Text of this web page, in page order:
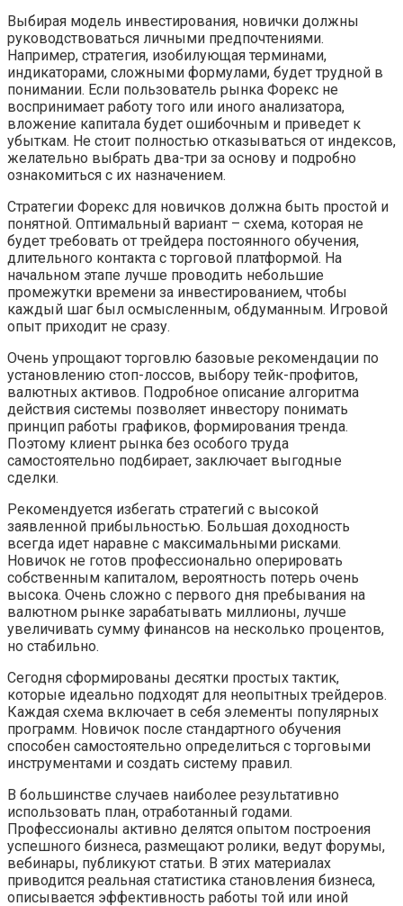
Выбирая модель инвестирования, новички должны
руководствоваться личными предпочтениями.
Например, стратегия, изобилующая терминами,
индикаторами, сложными формулами, будет трудной в
понимании. Если пользователь рынка Форекс не
воспринимает работу того или иного анализатора,
вложение капитала будет ошибочным и приведет к
убыткам. Не стоит полностью отказываться от индексов,
желательно выбрать два-три за основу и подробно
ознакомиться с их назначением.
Стратегии Форекс для новичков должна быть простой и
понятной. Оптимальный вариант – схема, которая не
будет требовать от трейдера постоянного обучения,
длительного контакта с торговой платформой. На
начальном этапе лучше проводить небольшие
промежутки времени за инвестированием, чтобы
каждый шаг был осмысленным, обдуманным. Игровой
опыт приходит не сразу.
Очень упрощают торговлю базовые рекомендации по
установлению стоп-лоссов, выбору тейк-профитов,
валютных активов. Подробное описание алгоритма
действия системы позволяет инвестору понимать
принцип работы графиков, формирования тренда.
Поэтому клиент рынка без особого труда
самостоятельно подбирает, заключает выгодные
сделки.
Рекомендуется избегать стратегий с высокой
заявленной прибыльностью. Большая доходность
всегда идет наравне с максимальными рисками.
Новичок не готов профессионально оперировать
собственным капиталом, вероятность потерь очень
высока. Очень сложно с первого дня пребывания на
валютном рынке зарабатывать миллионы, лучше
увеличивать сумму финансов на несколько процентов,
но стабильно.
Сегодня сформированы десятки простых тактик,
которые идеально подходят для неопытных трейдеров.
Каждая схема включает в себя элементы популярных
программ. Новичок после стандартного обучения
способен самостоятельно определиться с торговыми
инструментами и создать систему правил.
В большинстве случаев наиболее результативно
использовать план, отработанный годами.
Профессионалы активно делятся опытом построения
успешного бизнеса, размещают ролики, ведут форумы,
вебинары, публикуют статьи. В этих материалах
приводится реальная статистика становления бизнеса,
описывается эффективность работы той или иной